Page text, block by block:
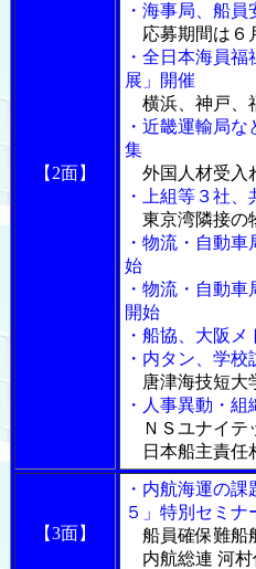
【2面】
・海事局、船
応募期間は６
・全日本海員
展」開催
横浜、神戸、
・近畿運輸局
集
外国人材受入
・上組等３社
東京湾隣接の
・物流・自動
始
・物流・自動
開始
・船協、大阪
・内タン、学
唐津海技短大
・人事異動・組
ＮＳユナイテ
日本船主責任
【3面】
・内航海運の
５」特別セミナ
船員確保難船
内航総連 河村